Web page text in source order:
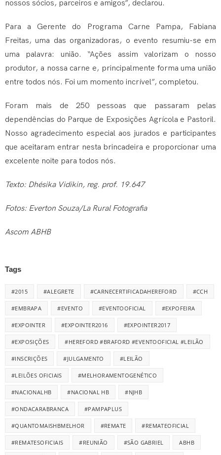
nossos sócios, parceiros e amigos”, declarou.
Para a Gerente do Programa Carne Pampa, Fabiana
Freitas, uma das organizadoras, o evento resumiu-se em
uma palavra: união. “Ações assim valorizam o nosso
produtor, a nossa carne e, principalmente forma uma união
entre todos nós. Foi um momento incrível”, completou.
Foram mais de 250 pessoas que passaram pelas
dependências do Parque de Exposições Agrícola e Pastoril.
Nosso agradecimento especial aos jurados e participantes
que aceitaram entrar nesta brincadeira e proporcionar uma
excelente noite para todos nós.
Texto: Dhésika Vidikin, reg. prof. 19.647
Fotos: Everton Souza/La Rural Fotografia
Ascom ABHB
Tags
#2015 #ALEGRETE #CARNECERTIFICADAHEREFORD #CCH
#EMBRAPA #EVENTO #EVENTOOFICIAL #EXPOFEIRA
#EXPOINTER #EXPOINTER2016 #EXPOINTER2017
#EXPOSIÇÕES #HEREFORD #BRAFORD #EVENTOOFICIAL #LEILÃO
#INSCRIÇÕES #JULGAMENTO #LEILÃO
#LEILÕES OFICIAIS #MELHORAMENTOGENÉTICO
#NACIONALHB #NACIONAL HB #NJHB
#ONDACARABRANCA #PAMPAPLUS
#QUANTOMAISHBMELHOR #REMATE #REMATEOFICIAL
#REMATESOFICIAIS #REUNIÃO #SÃO GABRIEL ABHB